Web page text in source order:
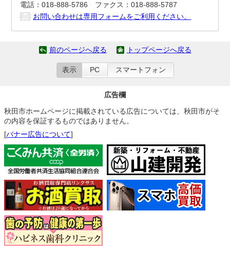
電話：018-888-5786 ファクス：018-888-5787
お問い合わせは専用フォームをご利用ください。
前のページへ戻る トップページへ戻る
表示 PC スマートフォン
広告欄
秋田市ホームページに掲載されている広告については、秋田市がそ
の内容を保証するものではありません。
[バナー広告について]